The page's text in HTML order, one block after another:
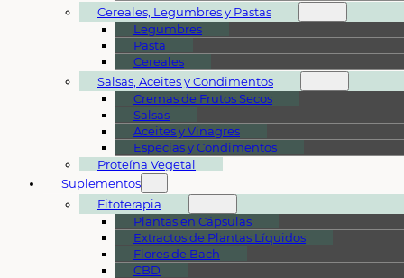
Cereales, Legumbres y Pastas
Legumbres
Pasta
Cereales
Salsas, Aceites y Condimentos
Cremas de Frutos Secos
Salsas
Aceites y Vinagres
Especias y Condimentos
Proteína Vegetal
Suplementos
Fitoterapia
Plantas en Cápsulas
Extractos de Plantas Líquidos
Flores de Bach
CBD